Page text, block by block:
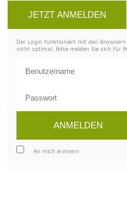
Der Login funktioniert mit den
nicht optimal. Bitte melden Sie sich für
An mich erinnern